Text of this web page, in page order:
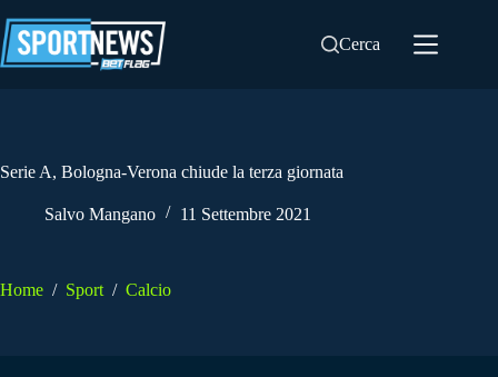
al
contenuto
Cerca
Serie A, Bologna-Verona chiude la terza giornata
Salvo Mangano 11 Settembre 2021
Home / Sport / Calcio